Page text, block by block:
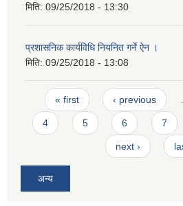
मिति: 09/25/2018 - 13:30
प्रशासनिक कार्यविधि नियनित गर्ने ऐन ।
मिति: 09/25/2018 - 13:08
Pages
« first ‹ previous
4 5 6 7
next ›
अन्य